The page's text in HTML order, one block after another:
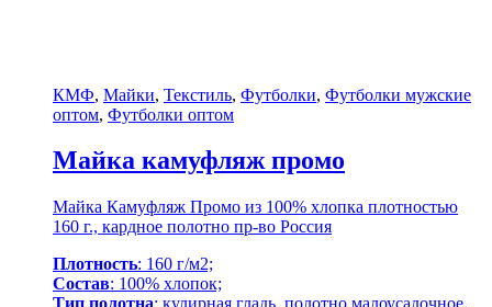
КМФ, Майки, Текстиль, Футболки, Футболки мужские
оптом, Футболки оптом
Майка камуфляж промо
Майка Камуфляж Промо из 100% хлопка плотностью
160 г., кардное полотно пр-во Россия
Плотность: 160 г/м2;
Состав: 100% хлопок;